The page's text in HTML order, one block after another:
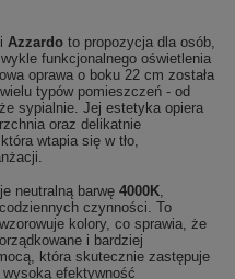
Azzardo to propozycja dla osób,
funkcjonalnego oświetlenia
oprawa o boku 22 cm została
typów pomieszczeń - od
sypialnie. Jej estetyka opiera
oraz delikatnie
wtapia się w tło,
neutralną barwę 4000K
czynności. To
kolory, co sprawia, że
i bardziej
która skutecznie zastępuje
efektywność